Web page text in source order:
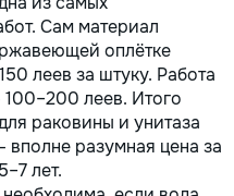
Сам материал
оплётке
леев за штуку. Работа
леев. Итого
раковины и унитаза
разумная цена за
лет.